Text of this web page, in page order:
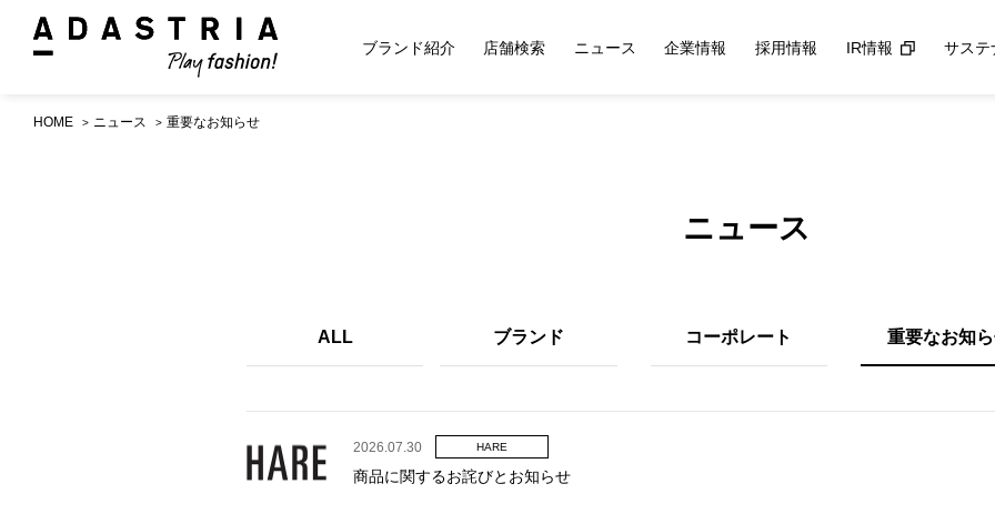
ブランド紹介 店舗検索 ニュース 企業情報 採用情報 IR情報 サステ
HOME ニュース 重要なお知らせ
ニュース
ALL ブランド コーポレート 重要なお知
商品に関するお詫びとお知らせ
2026.07.30 HARE